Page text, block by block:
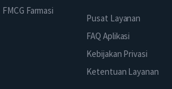
FMCG Farmasi
Pusat Layanan
FAQ Aplikasi
Kebijakan Privasi
Ketentuan Layanan